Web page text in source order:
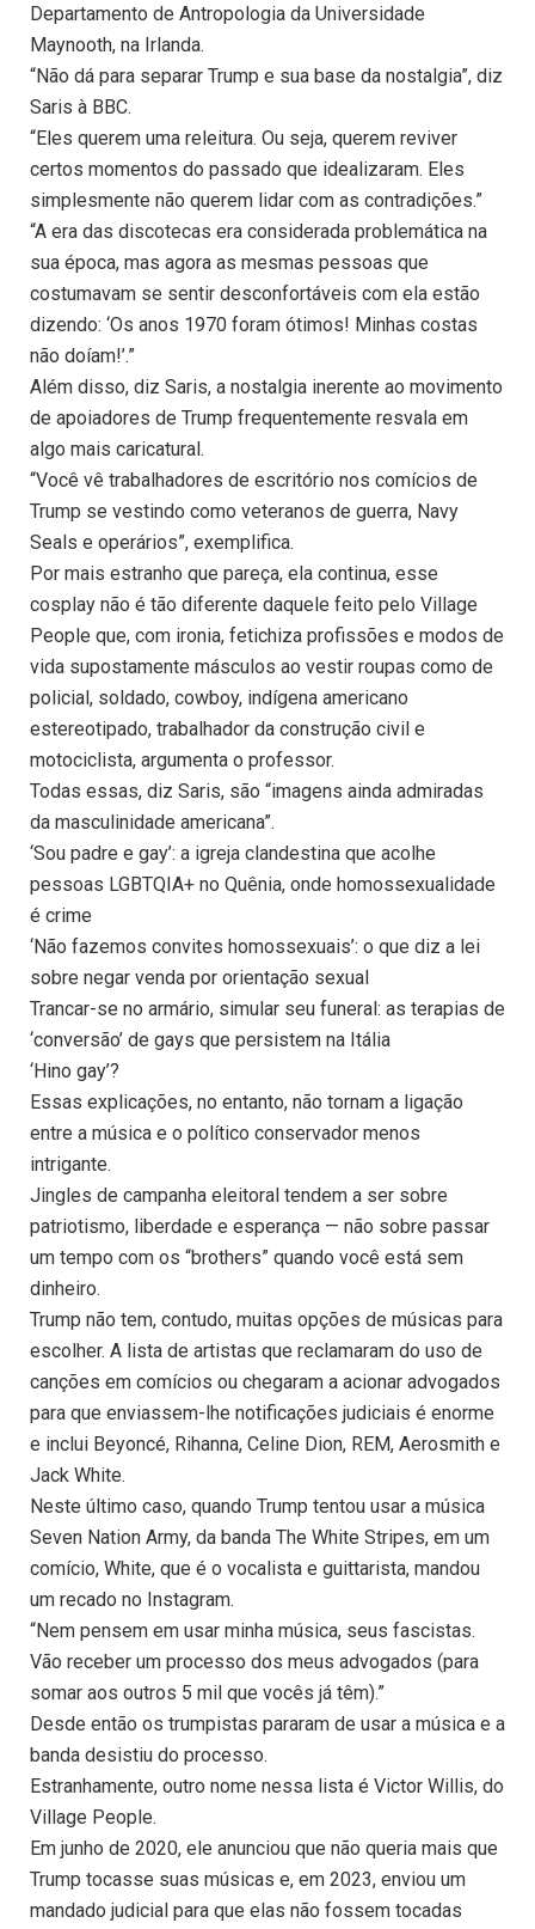
Departamento de Antropologia da Universidade
Maynooth, na Irlanda.
“Não dá para separar Trump e sua base da nostalgia”, diz
Saris à BBC.
“Eles querem uma releitura. Ou seja, querem reviver
certos momentos do passado que idealizaram. Eles
simplesmente não querem lidar com as contradições.”
“A era das discotecas era considerada problemática na
sua época, mas agora as mesmas pessoas que
costumavam se sentir desconfortáveis ​​com ela estão
dizendo: ‘Os anos 1970 foram ótimos! Minhas costas
não doíam!’.”
Além disso, diz Saris, a nostalgia inerente ao movimento
de apoiadores de Trump frequentemente resvala em
algo mais caricatural.
“Você vê trabalhadores de escritório nos comícios de
Trump se vestindo como veteranos de guerra, Navy
Seals e operários”, exemplifica.
Por mais estranho que pareça, ela continua, esse
cosplay não é tão diferente daquele feito pelo Village
People que, com ironia, fetichiza profissões e modos de
vida supostamente másculos ao vestir roupas como de
policial, soldado, cowboy, indígena americano
estereotipado, trabalhador da construção civil e
motociclista, argumenta o professor.
Todas essas, diz Saris, são “imagens ainda admiradas
da masculinidade americana”.
‘Sou padre e gay’: a igreja clandestina que acolhe
pessoas LGBTQIA+ no Quênia, onde homossexualidade
é crime
‘Não fazemos convites homossexuais’: o que diz a lei
sobre negar venda por orientação sexual
Trancar-se no armário, simular seu funeral: as terapias de
‘conversão’ de gays que persistem na Itália
‘Hino gay’?
Essas explicações, no entanto, não tornam a ligação
entre a música e o político conservador menos
intrigante.
Jingles de campanha eleitoral tendem a ser sobre
patriotismo, liberdade e esperança — não sobre passar
um tempo com os “brothers” quando você está sem
dinheiro.
Trump não tem, contudo, muitas opções de músicas para
escolher. A lista de artistas que reclamaram do uso de
canções em comícios ou chegaram a acionar advogados
para que enviassem-lhe notificações judiciais é enorme
e inclui Beyoncé, Rihanna, Celine Dion, REM, Aerosmith e
Jack White.
Neste último caso, quando Trump tentou usar a música
Seven Nation Army, da banda The White Stripes, em um
comício, White, que é o vocalista e guittarista, mandou
um recado no Instagram.
“Nem pensem em usar minha música, seus fascistas.
Vão receber um processo dos meus advogados (para
somar aos outros 5 mil que vocês já têm).”
Desde então os trumpistas pararam de usar a música e a
banda desistiu do processo.
Estranhamente, outro nome nessa lista é Victor Willis, do
Village People.
Em junho de 2020, ele anunciou que não queria mais que
Trump tocasse suas músicas e, em 2023, enviou um
mandado judicial para que elas não fossem tocadas